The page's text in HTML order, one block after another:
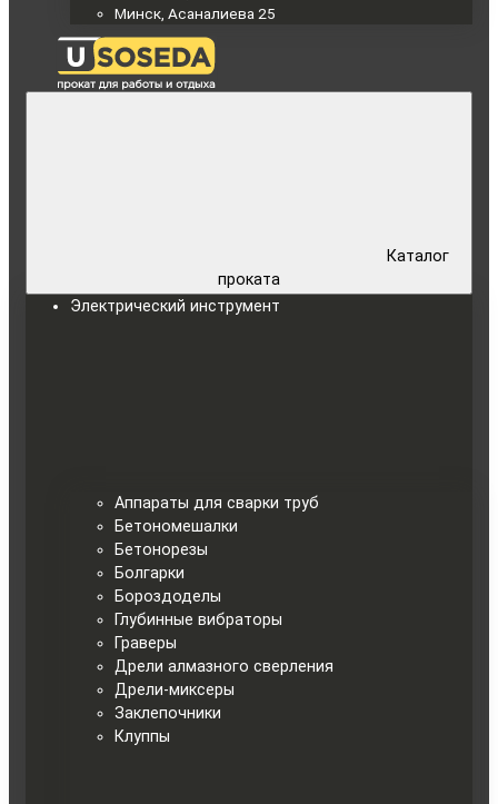
Минск, Асаналиева 25
Каталог
проката
Электрический инструмент
Аппараты для сварки труб
Бетономешалки
Бетонорезы
Болгарки
Бороздоделы
Глубинные вибраторы
Граверы
Дрели алмазного сверления
Дрели-миксеры
Заклепочники
Клуппы